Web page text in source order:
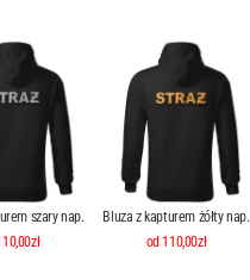
szary nap.
Bluza z kapturem żółty nap.
od 110,00zł